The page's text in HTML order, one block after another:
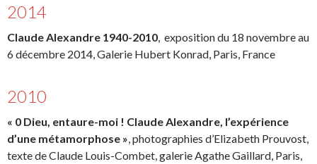
2014
Claude Alexandre 1940-2010, exposition du 18 novembre au
6 décembre 2014, Galerie Hubert Konrad, Paris, France
2010
« 0 Dieu, entaure-moi ! Claude Alexandre, l’expérience
d’une métamorphose », photographies d’Elizabeth Prouvost,
texte de Claude Louis-Combet, galerie Agathe Gaillard, Paris,